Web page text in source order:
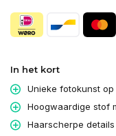
In het kort
Unieke fotokunst
Hoogwaardige stof
Haarscherpe